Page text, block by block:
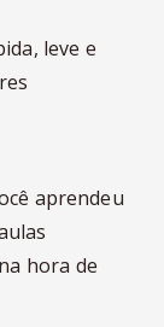
leve e
aprendeu
hora de